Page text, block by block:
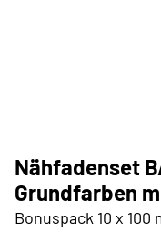
Nähfadenset
Grundfarben
Bonuspack 10 x 100